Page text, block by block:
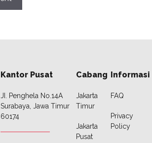
Kantor Pusat
JI. Penghela No.14A
Surabaya, Jawa Timur
60174
Cabang
Jakarta
Timur
Jakarta
Pusat
Informasi
FAQ
Privacy
Policy